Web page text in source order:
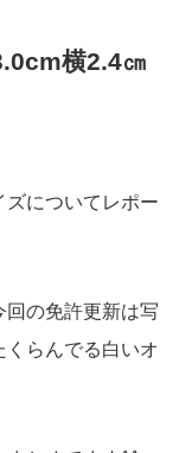
横2.4㎝
についてレポー
回の免許更新は写
らんでる白いオ